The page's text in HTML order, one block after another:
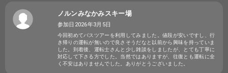
ノルンみなかみスキー場
参加日2026年3月5日
今回初めてバスツアーを利用してみました。値段が安いですし、行
き帰りの運転が無いので良さそうだなと以前から興味を持っていま
した。到着後、運転士さんと少し雑談をしましたが、とても丁寧に
対応して下さる方でした。当然ではありますが、往復とも運転に全
く不安はありませんでした。ありがとうございました。